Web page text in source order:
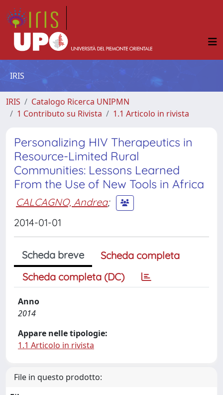
IRIS
IRIS
Catalogo Ricerca UNIPMN
1 Contributo su Rivista
1.1 Articolo in rivista
Personalizing HIV Therapeutics in
Resource-Limited Rural
Communities: Lessons Learned
From the Use of New Tools in Africa
CALCAGNO, Andrea;
2014-01-01
Scheda breve
Scheda completa
Scheda completa (DC)
Anno
2014
Appare nelle tipologie:
1.1 Articolo in rivista
File in questo prodotto: